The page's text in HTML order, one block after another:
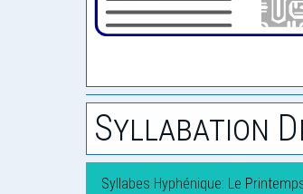
Syllabation
Syllabes Hyphénique: Le